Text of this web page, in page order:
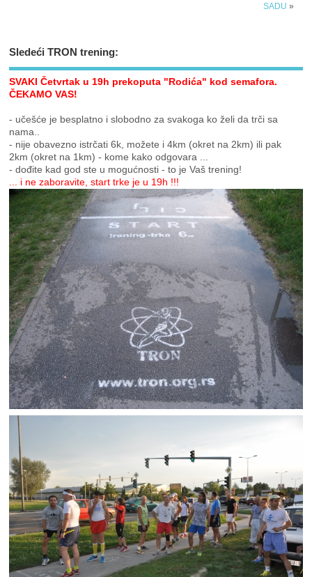
SADU »
Sledeći TRON trening:
SVAKI Četvrtak u 19h prekoputa "Rodića" kod semafora.
ČEKAMO VAS!
- učešće je besplatno i slobodno za svakoga ko želi da trči sa
nama..
- nije obavezno istrčati 6k, možete i 4km (okret na 2km) ili pak
2km (okret na 1km) - kome kako odgovara ...
- dođite kad god ste u mogućnosti - to je Vaš trening!
... i ne zaboravite, start trke je u 19h !!!